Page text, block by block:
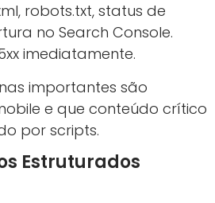
robots.txt, status de
no Search Console.
imediatamente.
importantes são
e que conteúdo crítico
por scripts.
Estruturados